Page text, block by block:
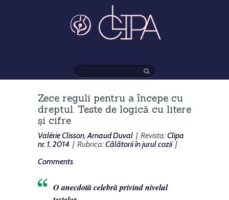
Zece reguli pentru a începe cu
dreptul. Teste de logică cu litere
și cifre
Valérie Clisson, Arnaud Duval | Revista:Clipa
nr. 1, 2014 | Rubrica:Călătorii în jurul cozii |
Comments
O anecdotă celebră privind nivelul